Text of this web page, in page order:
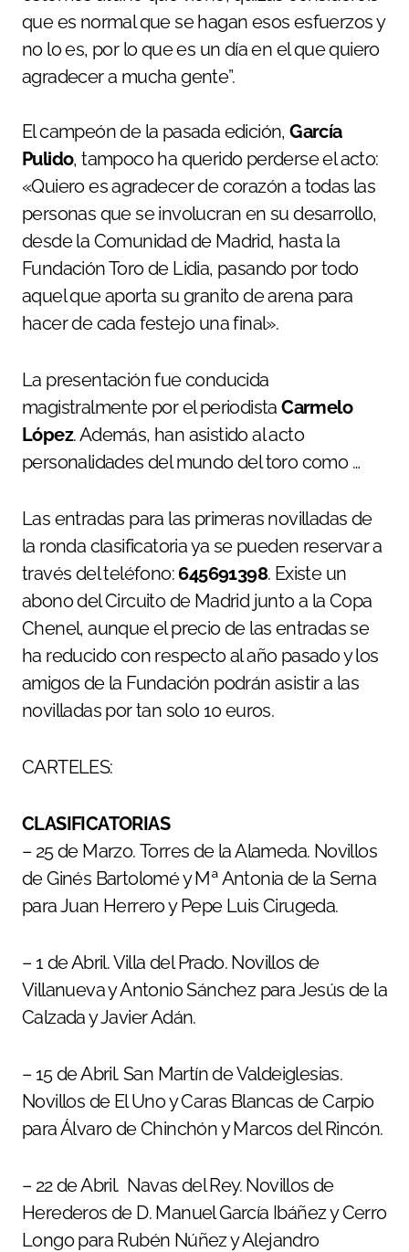
que es normal que se hagan esos esfuerzos y
no lo es, por lo que es un día en el que quiero
agradecer a mucha gente”.
El campeón de la pasada edición,García
Pulido, tampoco ha querido perderse el acto:
«Quiero es agradecer de corazón a todas las
personas que se involucran en su desarrollo,
desde la Comunidad de Madrid, hasta la
Fundación Toro de Lidia, pasando por todo
aquel que aporta su granito de arena para
hacer de cada festejo una final».
La presentación fue conducida
magistralmente por el periodistaCarmelo
López. Además, han asistido al acto
personalidades del mundo del toro como …
Las entradas para las primeras novilladas de
la ronda clasificatoria ya se pueden reservar a
través del teléfono: 645691398. Existe un
abono del Circuito de Madrid junto a la Copa
Chenel, aunque el precio de las entradas se
ha reducido con respecto al año pasado y los
amigos de la Fundación podrán asistir a las
novilladas por tan solo 10 euros.
CARTELES:
CLASIFICATORIAS
– 25 de Marzo. Torres de la Alameda. Novillos
de Ginés Bartolomé y Mª Antonia de la Serna
para Juan Herrero y Pepe Luis Cirugeda.
– 1 de Abril. Villa del Prado. Novillos de
Villanueva y Antonio Sánchez para Jesús de la
Calzada y Javier Adán.
– 15 de Abril. San Martín de Valdeiglesias.
Novillos de El Uno y Caras Blancas de Carpio
para Álvaro de Chinchón y Marcos del Rincón.
– 22 de Abril. Navas del Rey. Novillos de
Herederos de D. Manuel García Ibáñez y Cerro
Longo para Rubén Núñez y Alejandro